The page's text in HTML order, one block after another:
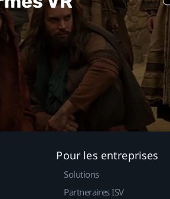
Pour les entreprises
Solutions
Partneraires ISV